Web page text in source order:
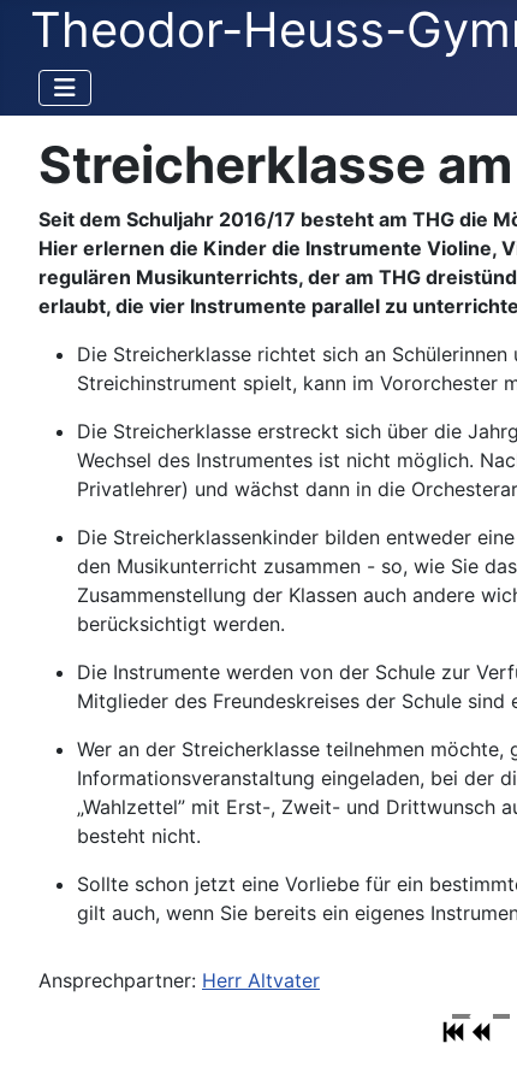
Theodor-Heuss-
Streicherklasse am
Seit dem Schuljahr 2016/17 besteht am THG die
Hier erlernen die Kinder die Instrumente Violine,
regulären Musikunterrichts, der am THG
erlaubt, die vier Instrumente parallel zu
Die Streicherklasse richtet sich an
Streichinstrument spielt, kann im Vororchester
Die Streicherklasse erstreckt sich über die
Wechsel des Instrumentes ist nicht möglich.
Privatlehrer) und wächst dann in die
Die Streicherklassenkinder bilden entweder
den Musikunterricht zusammen - so, wie Sie
Zusammenstellung der Klassen auch andere
berücksichtigt werden.
Die Instrumente werden von der Schule zur
Mitglieder des Freundeskreises der Schule sind
Wer an der Streicherklasse teilnehmen
Informationsveranstaltung eingeladen, bei der
„Wahlzettel” mit Erst-, Zweit- und Drittwunsch
besteht nicht.
Sollte schon jetzt eine Vorliebe für ein
gilt auch, wenn Sie bereits ein eigenes
Ansprechpartner: Herr Altvater